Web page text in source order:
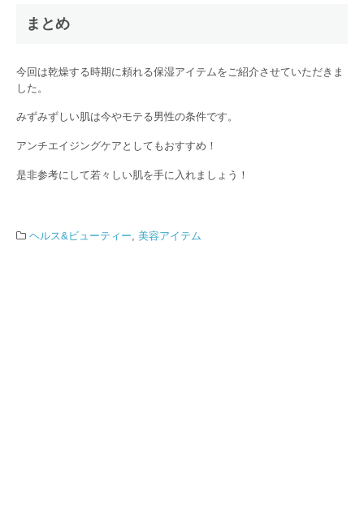
まとめ
今回は乾燥する時期に頼れる保湿アイテムをご紹介させていただきま
した。
みずみずしい肌は今やモテる男性の条件です。
アンチエイジングケアとしてもおすすめ！
是非参考にして若々しい肌を手に入れましょう！
ヘルス&ビューティー, 美容アイテム